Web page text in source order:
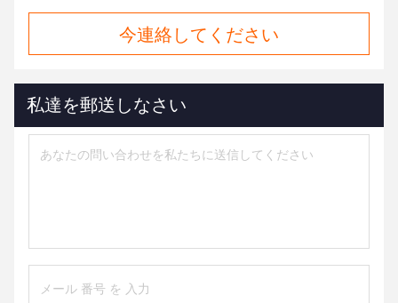
今連絡してください
私達を郵送しなさい